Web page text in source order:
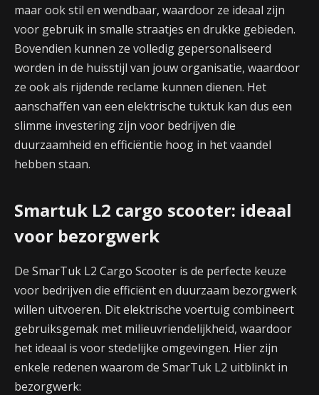
maar ook stil en wendbaar, waardoor ze ideaal zijn
voor gebruik in smalle straatjes en drukke gebieden.
Bovendien kunnen ze volledig gepersonaliseerd
worden in de huisstijl van jouw organisatie, waardoor
ze ook als rijdende reclame kunnen dienen. Het
aanschaffen van een elektrische tuktuk kan dus een
slimme investering zijn voor bedrijven die
duurzaamheid en efficiëntie hoog in het vaandel
hebben staan.
Smartuk L2 cargo scooter: ideaal
voor bezorgwerk
De SmarTuk L2 Cargo Scooter is de perfecte keuze
voor bedrijven die efficiënt en duurzaam bezorgwerk
willen uitvoeren. Dit elektrische voertuig combineert
gebruiksgemak met milieuvriendelijkheid, waardoor
het ideaal is voor stedelijke omgevingen. Hier zijn
enkele redenen waarom de SmarTuk L2 uitblinkt in
bezorgwerk: